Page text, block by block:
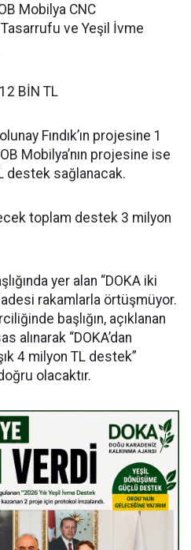
Mobilya CNC
ve Yeşil İvme
BİN TL
Fındık’ın projesine 1
Mobilya’nın projesine ise
destek sağlanacak.
toplam destek 3 milyon
yer alan “DOKA iki
rakamlarla örtüşmüyor.
başlığın, açıklanan
alınarak “DOKA’dan
4 milyon TL destek”
olacaktır.